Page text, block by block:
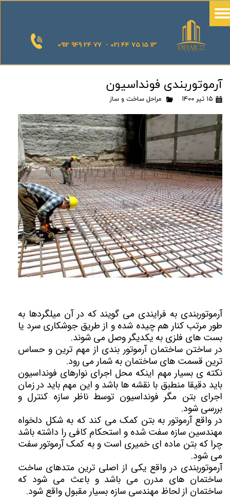
0912 949 24 77 - 021 44 75 15 13
آرموتوربندی فونداسیون
۱۵ تیر ۱۴۰۰ مراحل ساخت و ساز
آرموتوربندی به فرایندی می گویند که در آن میلگردها به
طور مرتب کنار هم چیده شده و از طریق جوشکاری سرد یا
بست های فلزی به یکدیگر وصل می شوند.
در ساختن ساختمان آرموتور بندی از مهم ترین و حساس
ترین قسمت های ساختمان به شمار می رود.
نکته ی بسیار مهم اینکه محل اجرای نوارهای فونداسیون
باید دقیقا منطبق با نقشه ها باشد و این مهم باید در زمان
اجرای بتن مگر فونداسیون توسط ناظر سازه کنترل و
بررسی شود.
در واقع آرموتور به بتن کمک می کند که به شکل دلخواه
مهندسین سازه سفت شده و استحکام کافی را داشته باشد
چرا که بتن ماده ای خمیری است و به کمک آرموتور سفت
می شود.
آرموتوربندی در واقع یکی از اصلی ترین متدهای ساخت
ساختمان های مدرن می باشد و باعث می شود که
ساختمان از لحاظ مهندسی سازه بسیار مقبول واقع شود.